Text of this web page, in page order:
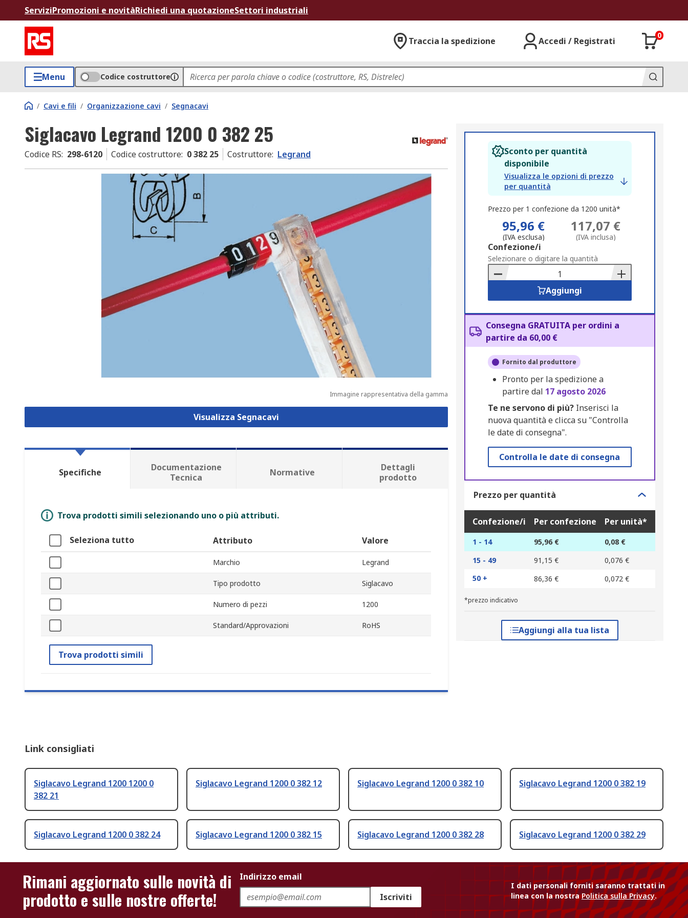
ServiziPromozioni e novitàRichiedi una quotazioneSettori industriali
Traccia la spedizione Accedi / Registrati
0
Menu Codice costruttore
/ Cavi e fili / Organizzazione cavi / Segnacavi
Siglacavo Legrand 1200 0 382 25
Codice RS: 298-6120 Codice costruttore: 0 382 25 Costruttore: Legrand
Immagine rappresentativa della gamma
Visualizza Segnacavi
Sconto per quantità
disponibile
Visualizza le opzioni di prezzo
per quantità
Prezzo per 1 confezione da 1200 unità*
95,96 €
(IVA esclusa)
117,07 €
(IVA inclusa)
Add
to
Basket
Confezione/i
Selezionare o digitare la quantità
Aggiungi
Consegna GRATUITA per ordini a
partire da 60,00 €
Fornito dal produttore
Pronto per la spedizione a
partire dal 17 agosto 2026
Te ne servono di più?Inserisci la
nuova quantità e clicca su "Controlla
le date di consegna".
Controlla le date di consegna
Prezzo per quantità
Confezione/i Per confezione Per unità*
1 - 14 95,96 €
0,08 €
15 - 49
91,15 €
0,076 €
50 +
86,36 € 0,072 €
*prezzo indicativo
Aggiungi alla tua lista
Specifiche
Documentazione
Tecnica
Normative
Dettagli
prodotto
Trova prodotti simili selezionando uno o più attributi.
Seleziona tutto Attributo Valore
Marchio Legrand
Tipo prodotto Siglacavo
Numero di pezzi 1200
Standard/Approvazioni RoHS
Trova prodotti simili
Link consigliati
Siglacavo Legrand 1200 1200 0
382 21
Siglacavo Legrand 1200 0 382 12 Siglacavo Legrand 1200 0 382 10 Siglacavo Legrand 1200 0 382 19
Siglacavo Legrand 1200 0 382 24 Siglacavo Legrand 1200 0 382 15 Siglacavo Legrand 1200 0 382 28 Siglacavo Legrand 1200 0 382 29
Rimani aggiornato sulle novità di
prodotto e sulle nostre offerte!
Indirizzo email
Iscriviti
I dati personali forniti saranno trattati in
linea con la nostraPolitica sulla Privacy.